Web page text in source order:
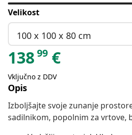
Velikost
100 x 100 x 80 cm
13899 €
Vključno z DDV
Opis
Izboljšajte svoje zunanje
sadilnikom, popolnim za vrtove,